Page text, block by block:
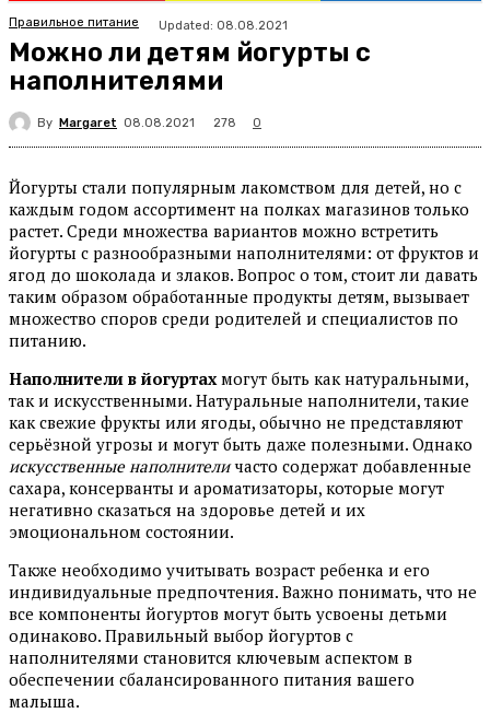
Правильное питание Updated: 08.08.2021
Можно ли детям йогурты с
наполнителями
By Margaret 08.08.2021 278 0
Йогурты стали популярным лакомством для детей, но с
каждым годом ассортимент на полках магазинов только
растет. Среди множества вариантов можно встретить
йогурты с разнообразными наполнителями: от фруктов и
ягод до шоколада и злаков. Вопрос о том, стоит ли давать
таким образом обработанные продукты детям, вызывает
множество споров среди родителей и специалистов по
питанию.
Наполнители в йогуртахмогут быть как натуральными,
так и искусственными. Натуральные наполнители, такие
как свежие фрукты или ягоды, обычно не представляют
серьёзной угрозы и могут быть даже полезными. Однако
искусственные наполнителичасто содержат добавленные
сахара, консерванты и ароматизаторы, которые могут
негативно сказаться на здоровье детей и их
эмоциональном состоянии.
Также необходимо учитывать возраст ребенка и его
индивидуальные предпочтения. Важно понимать, что не
все компоненты йогуртов могут быть усвоены детьми
одинаково. Правильный выбор йогуртов с
наполнителями становится ключевым аспектом в
обеспечении сбалансированного питания вашего
малыша.